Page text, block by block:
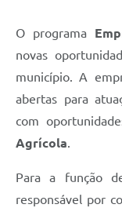
O programa
novas
município. A
abertas para
com
Agrícola.
Para a função
responsável por